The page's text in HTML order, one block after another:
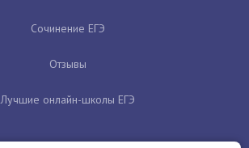
Сочинение ЕГЭ
Отзывы
Лучшие онлайн-школы ЕГЭ